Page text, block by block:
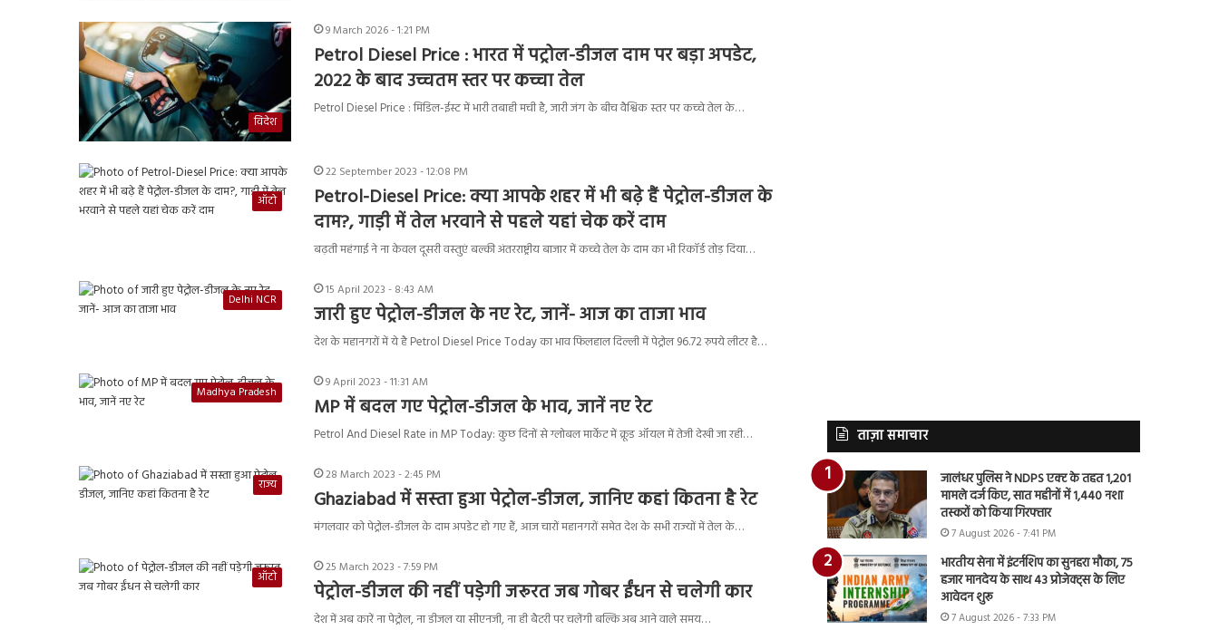
विदेश
9 March 2026 - 1:21 PM
Petrol Diesel Price : भारत में पट्रोल-डीजल दाम पर बड़ा अपडेट,
2022 के बाद उच्चतम स्तर पर कच्चा तेल
Petrol Diesel Price : मिडिल-ईस्ट में भारी तबाही मची है, जारी जंग के बीच वैश्विक स्तर पर कच्चे तेल के…
ऑटो
22 September 2023 - 12:08 PM
Petrol-Diesel Price: क्या आपके शहर में भी बढ़े हैं पेट्रोल-डीजल के
दाम?, गाड़ी में तेल भरवाने से पहले यहां चेक करें दाम
बढ़ती महंगाई ने ना केवल दूसरी वस्तुएं बल्की अंतरराष्ट्रीय बाजार में कच्चे तेल के दाम का भी रिकॉर्ड तोड़ दिया…
Delhi NCR
15 April 2023 - 8:43 AM
जारी हुए पेट्रोल-डीजल के नए रेट, जानें- आज का ताजा भाव
देश के महानगरों में ये है Petrol Diesel Price Today का भाव फिलहाल दिल्ली में पेट्रोल 96.72 रुपये लीटर है…
Madhya Pradesh
9 April 2023 - 11:31 AM
MP में बदल गए पेट्रोल-डीजल के भाव, जानें नए रेट
Petrol And Diesel Rate in MP Today: कुछ दिनों से ग्लोबल मार्केट में क्रूड ऑयल में तेजी देखी जा रही…
राज्य
28 March 2023 - 2:45 PM
Ghaziabad में सस्‍ता हुआ पेट्रोल-डीजल, जानिए कहां कितना है रेट
मंगलवार को पेट्रोल-डीजल के दाम अपडेट हो गए हैं, आज चारों महानगरों समेत देश के सभी राज्यों में तेल के…
ऑटो
25 March 2023 - 7:59 PM
पेट्रोल-डीजल की नहीं पड़ेगी जरूरत जब गोबर ईंधन से चलेगी कार
देश में अब कारें ना पेट्रोल, ना डीजल या सीएनजी, ना ही बैटरी पर चलेंगी बल्कि अब आने वाले समय…
ताज़ा समाचार
जालंधर पुलिस ने NDPS एक्ट के तहत 1,201
मामले दर्ज किए, सात महीनों में 1,440 नशा
तस्करों को किया गिरफ्तार
7 August 2026 - 7:41 PM
भारतीय सेना में इंटर्नशिप का सुनहरा मौका, 75
हजार मानदेय के साथ 43 प्रोजेक्ट्स के लिए
आवेदन शुरू
7 August 2026 - 7:33 PM